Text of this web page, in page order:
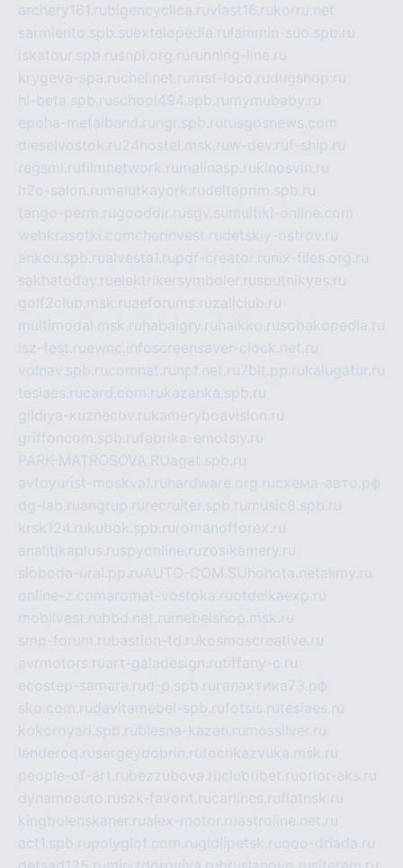
archery161.rubigencyclica.ruvlast16.rukorru.net
sarmiento.spb.suextelopedia.ru lammin-suo.spb.ru
iskatour.spb.rusnpi.org.ru running-line.ru
krygeva-spa.ruchel.net.ru rust-loco.rudugshop.ru
hl-beta.spb.ruschool494.spb.ru mymubaby.ru
epoha-metalband.ru ngr.spb.ru rusgosnews.com
dieselvostok.ru24hostel.msk.ruw-dev.ruf-ship.ru
regsmi.rufilmnetwork.ru malinasp.rukinosvin.ru
h2o-salon.ru malutkayork.rudeltaprim.spb.ru
tango-perm.rugooddir.rusgv.su multiki-online.com
webkrasotki.comcherinvest.rudetskiy-ostrov.ru
ankou.spb.rualvesta1.rupdf-creator.ru nix-files.org.ru
sakhatoday.ruelektrikersymboler.rusputnikyes.ru
golf2club.msk.ruaeforums.ruzallclub.ru
multimodal.msk.ru habaigry.ru haikko.rusobakopedia.ru
isz-fest.ruewnc.infoscreensaver-clock.net.ru
volnav.spb.rucomnat.ru npf.net.ru7bit.pp.rukalugatur.ru
tesiaes.rucard.com.rukazanka.spb.ru
gildiya-kuznecov.rukameryboavision.ru
griffoncom.spb.rufabrika-emotsiy.ru
PARK-MATROSOVA.RUagat.spb.ru
avtoyurist-moskva1.ru hardware.org.ruсхема-авто.рф
dg-lab.ruangrup.ru recruiter.spb.ru music8.spb.ru
krsk124.rukubok.spb.ru romanofforex.ru
analitikaplus.ruspyonline.ruzosikamery.ru
sloboda-ural.pp.ruAUTO-COM.SU hohota.netalimy.ru
online-z.comaromat-vostoka.ruotdelkaexp.ru
mobilvest.rubbd.net.ru mebelshop.msk.ru
smp-forum.rubastion-td.rukosmoscreative.ru
avrmotors.ruart-galadesign.rutiffany-c.ru
ecostep-samara.rud-p.spb.ru галактика73.рф
sko.com.rudavitamebel-spb.rufotsis.rutesiaes.ru
kokoroyari.spb.rublesna-kazan.ru mossilver.ru
lenderoq.rusergeydobrin.rutochkazvuka.msk.ru
people-of-art.rubezzubova.ruclubtibet.ruorior-aks.ru
dynamoauto.ruszk-favorit.rucarlines.ruflatnsk.ru
kingbolenskaner.rualex-motor.ruastroline.net.ru
act1.spb.rupolyglot.com.rugidlipetsk.ruooo-driada.ru